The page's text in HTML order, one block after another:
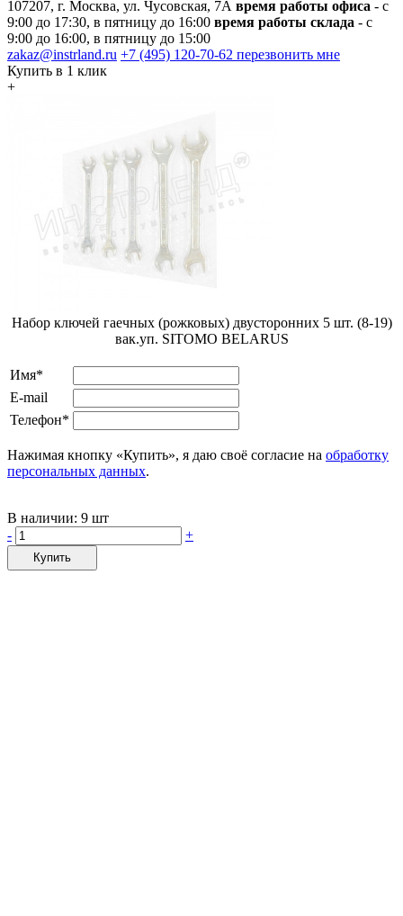
107207, г. Москва, ул. Чусовская, 7А время работы офиса - с
9:00 до 17:30, в пятницу до 16:00 время работы склада - с
9:00 до 16:00, в пятницу до 15:00
zakaz@instrland.ru +7 (495) 120-70-62 перезвонить мне
Купить в 1 клик
+
Набор ключей гаечных (рожковых) двусторонних 5 шт. (8-19)
вак.уп. SITOMO BELARUS
Имя*
E-mail
Телефон*
Нажимая кнопку «Купить», я даю своё согласие на обработку
персональных данных.
В наличии: 9 шт
-
+
Купить